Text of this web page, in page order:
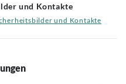
und Kontakte
und Kontakte